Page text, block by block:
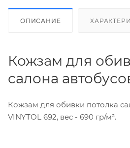
ОПИСАНИЕ
Кожзам для
салона
Кожзам для обивки потолка
VINYTOL 692, вес - 690 гр/м².